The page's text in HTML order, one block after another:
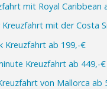
mit Royal Caribbean
mit der Costa
Kreuzfahrt ab 199,-€
Kreuzfahrt ab 449,-€
von Mallorca ab